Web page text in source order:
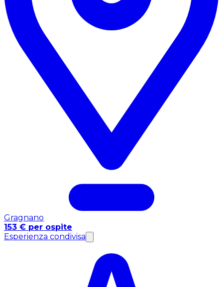
Gragnano
153 € per ospite
Esperienza condivisa